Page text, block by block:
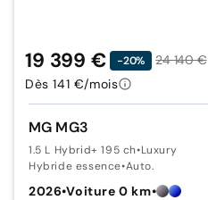
MG MG3
1.5 L Hybrid+ 195 ch•Luxury
Hybride essence•Auto.
2026•Voiture 0 km•
19 399 € -20%
24 140 €
Dès 141 €/mois